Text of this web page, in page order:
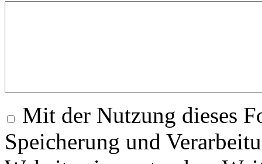
Mit der Nutzung dieses
Speicherung und